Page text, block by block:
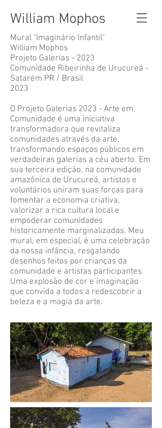
William Mophos
Mural "Imaginário Infantil"
William Mophos
Projeto Galerias - 2023
Comunidade Ribeirinha de Urucureá -
Satarém PR / Brasil
2023
O Projeto Galerias 2023 - Arte em
Comunidade é uma iniciativa
transformadora que revitaliza
comunidades através da arte,
transformando espaços públicos em
verdadeiras galerias a céu aberto. Em
sua terceira edição, na comunidade
amazônica de Urucureá, artistas e
voluntários uniram suas forças para
fomentar a economia criativa,
valorizar a rica cultura local e
empoderar comunidades
historicamente marginalizadas. Meu
mural, em especial, é uma celebração
da nossa infância, resgatando
desenhos feitos por crianças da
comunidade e artistas participantes.
Uma explosão de cor e imaginação
que convida a todos a redescobrir a
beleza e a magia da arte.